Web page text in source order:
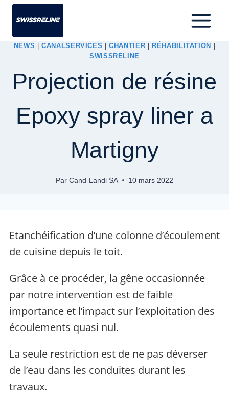
NEWS |CANALSERVICES |CHANTIER RÉHABILITATION
SWISSRELINE
Projection de résine
Epoxy spray liner a
Martigny
Par Cand-Landi SA 10 mars 2022
Etanchéification d’une colonne d’écoulement
de cuisine depuis le toit.
Grâce à ce procéder, la gêne occasionnée
par notre intervention est de faible
importance et l’impact sur l’exploitation des
écoulements quasi nul.
La seule restriction est de ne pas déverser
de l’eau dans les conduites durant les
travaux.